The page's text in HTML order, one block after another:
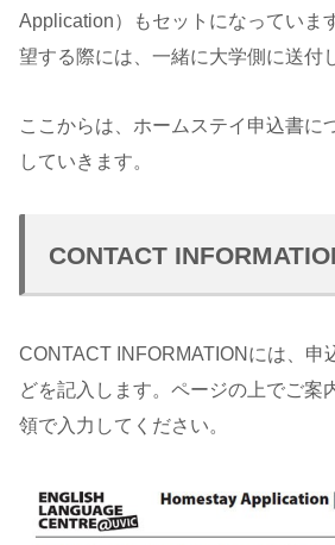
Application）もセットになっていま
望する際には、一緒に大学側に送付
ここからは、ホームステイ申込書に
していきます。
CONTACT
CONTACT INFORMATIONには、申
どを記入します。ページの上でご案
領で入力してください。